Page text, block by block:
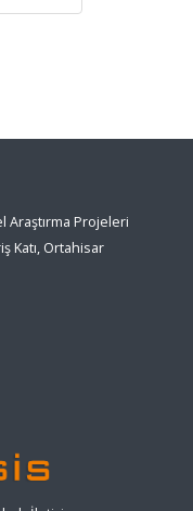
Araştırma Projeleri
Katı, Ortahisar